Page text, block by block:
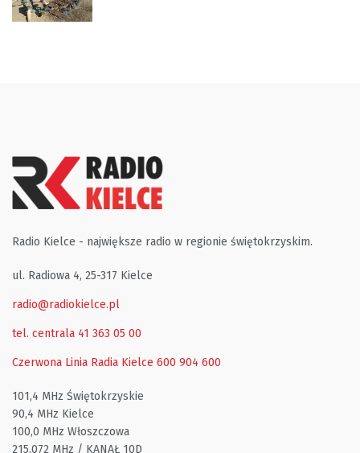
Radio Kielce - największe radio w regionie świętokrzyskim.
ul. Radiowa 4, 25-317 Kielce
radio@radiokielce.pl
tel. centrala 41 363 05 00
Czerwona Linia Radia Kielce 600 904 600
101,4 MHz Świętokrzyskie
90,4 MHz Kielce
100,0 MHz Włoszczowa
215,072 MHz / KANAŁ 10D